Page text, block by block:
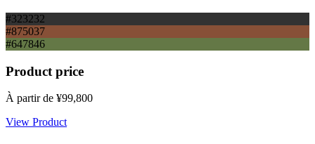
#323232
#875037
#647846
Product price
À partir de ¥99,800
View Product